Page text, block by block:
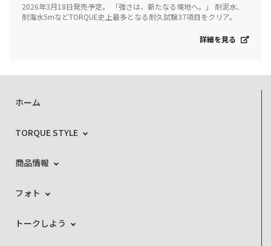
2026年3月18日発売予定。 「強さは、新たなる境地へ。」 耐泥水、
耐海水5mなどTORQUE史上最多となる耐久試験37項目をクリア。
詳細を見る
ホーム
TORQUE STYLE
商品情報
フォト
トークしよう